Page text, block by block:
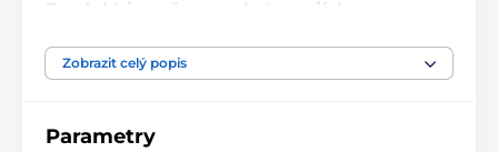
Produkt je zařazen v kategoriích
Bojová umění
Zobrazit celý popis
Parametry